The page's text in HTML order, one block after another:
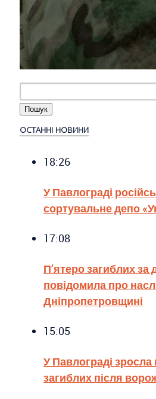
ОСТАННІ НОВИНИ
18:26
У Павлограді
сортувальне депо
17:08
П’ятеро загиблих
повідомила про
Дніпропетровщині
15:05
У Павлограді зросла
загиблих після